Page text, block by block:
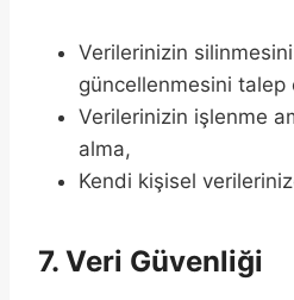
Verilerinizin
güncellenmesini talep
Verilerinizin işlenme
alma,
Kendi kişisel
7. Veri Güvenliği